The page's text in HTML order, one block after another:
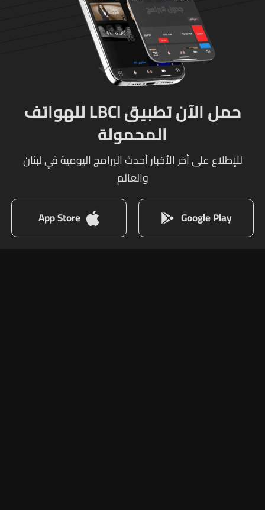
حمل الآن تطبيق LBCI للهواتف
المحمولة
للإطلاع على أخر الأخبار أحدث البرامج اليومية في لبنان
والعالم
Google Play
App Store